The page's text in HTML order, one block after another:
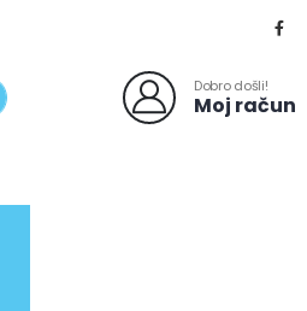
Dobro došli!
Moj račun